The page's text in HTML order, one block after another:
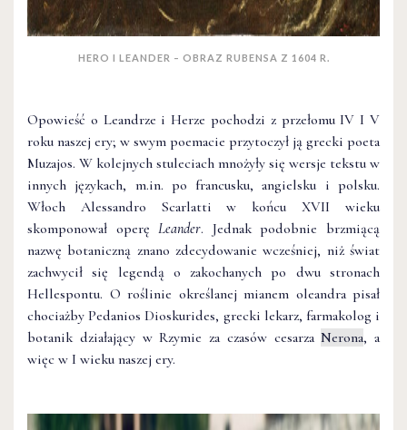
HERO I LEANDER – OBRAZ RUBENSA Z 1604 R.
Opowieść o Leandrze i Herze pochodzi z przełomu IV I V
roku naszej ery; w swym poemacie przytoczył ją grecki poeta
Muzajos. W kolejnych stuleciach mnożyły się wersje tekstu w
innych językach, m.in. po francusku, angielsku i polsku.
Włoch Alessandro Scarlatti w końcu XVII wieku
skomponował operęLeander. Jednak podobnie brzmiącą
nazwę botaniczną znano zdecydowanie wcześniej, niż świat
zachwycił się legendą o zakochanych po dwu stronach
Hellespontu. O roślinie określanej mianem oleandra pisał
chociażby Pedanios Dioskurides, grecki lekarz, farmakolog i
botanik działający w Rzymie za czasów cesarzaNerona, a
więc w I wieku naszej ery.